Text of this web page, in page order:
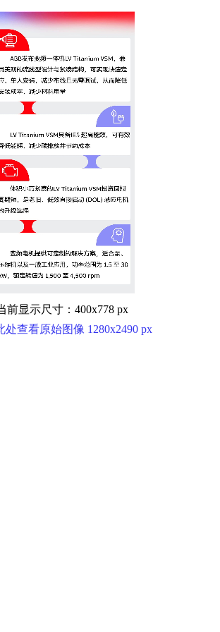
前显示尺寸：400x778 px
处查看原始图像 1280x2490 px